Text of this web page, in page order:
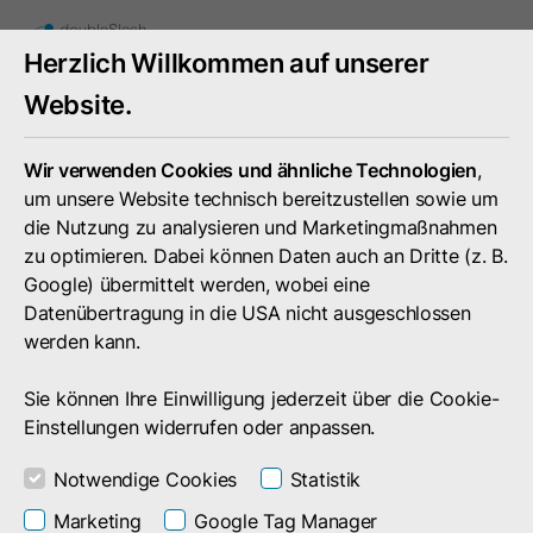
News
Herzlich Willkommen auf unserer
Website.
Wir verwenden Cookies und ähnliche Technologien,
um unsere Website technisch bereitzustellen sowie um
die Nutzung zu analysieren und Marketingmaßnahmen
zu optimieren. Dabei können Daten auch an Dritte (z. B.
Google) übermittelt werden, wobei eine
Datenübertragung in die USA nicht ausgeschlossen
werden kann.
Sie können Ihre Einwilligung jederzeit über die Cookie-
Einstellungen widerrufen oder anpassen.
Notwendige Cookies
Statistik
Marketing
Google Tag Manager